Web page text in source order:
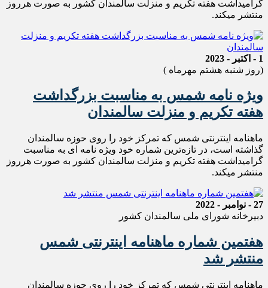
گرامیداشت هفته تکریم و منزلت سالمندان کشور به صورت هرروز
منتشر میکند.
1 - اکتبر - 2023
(روز شنبه هشتم مهرماه )
ویژه نامه شمس به مناسبت بزرگداشت
هفته تکریم و منزلت سالمندان
ماهنامه اینترنتی شمس که تمرکز خود را روی حوزه سالمندان
گذاشته است، در تازه‌ترین شماره خود ویژه نامه ای به مناسبت
گرامیداشت هفته تکریم و منزلت سالمندان کشور به صورت هرروز
منتشر میکند.
27 - نوامبر - 2022
دبیرخانه شورای ملی سالمندان کشور
هفتمین شماره ماهنامه اینترنتی شمس
منتشر شد
ماهنامه اینترنتی شمس که تمرکز خود را روی حوزه سالمندان